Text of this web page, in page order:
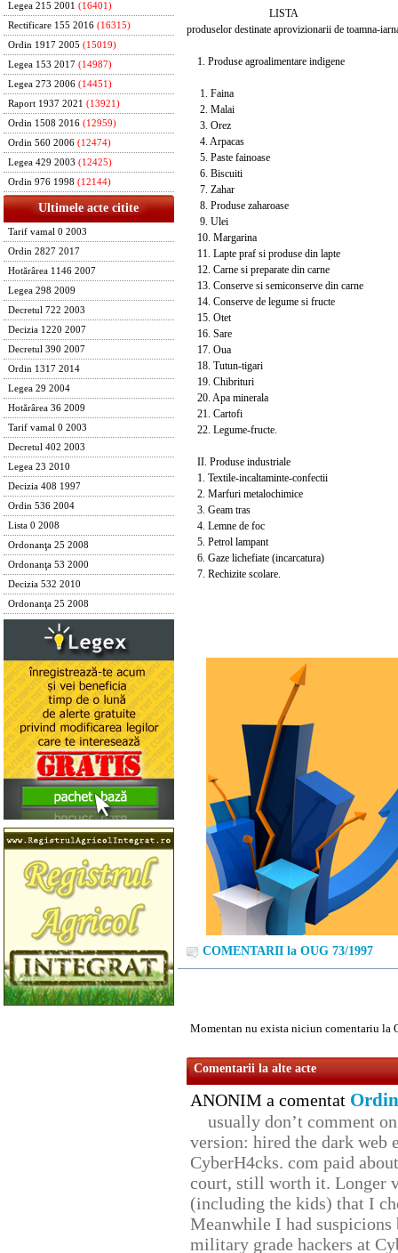
Legea 215 2001 (16401)
Rectificare 155 2016 (16315)
Ordin 1917 2005 (15019)
Legea 153 2017 (14987)
Legea 273 2006 (14451)
Raport 1937 2021 (13921)
Ordin 1508 2016 (12959)
Ordin 560 2006 (12474)
Legea 429 2003 (12425)
Ordin 976 1998 (12144)
Ultimele acte citite
Tarif vamal 0 2003
Ordin 2827 2017
Hotărârea 1146 2007
Legea 298 2009
Decretul 722 2003
Decizia 1220 2007
Decretul 390 2007
Ordin 1317 2014
Legea 29 2004
Hotărârea 36 2009
Tarif vamal 0 2003
Decretul 402 2003
Legea 23 2010
Decizia 408 1997
Ordin 536 2004
Lista 0 2008
Ordonanţa 25 2008
Ordonanţa 53 2000
Decizia 532 2010
Ordonanţa 25 2008
LISTA
produselor destinate aprovizionarii de toamna-
1. Produse agroalimentare indigene
1. Faina
2. Malai
3. Orez
4. Arpacas
5. Paste fainoase
6. Biscuiti
7. Zahar
8. Produse zaharoase
9. Ulei
10. Margarina
11. Lapte praf si produse din lapte
12. Carne si preparate din carne
13. Conserve si semiconserve din carne
14. Conserve de legume si fructe
15. Otet
16. Sare
17. Oua
18. Tutun-tigari
19. Chibrituri
20. Apa minerala
21. Cartofi
22. Legume-fructe.
II. Produse industriale
1. Textile-incaltaminte-confectii
2. Marfuri metalochimice
3. Geam tras
4. Lemne de foc
5. Petrol lampant
6. Gaze lichefiate (incarcatura)
7. Rechizite scolare.
COMENTARII la OUG 73/1997
Momentan nu exista niciun comentariu la
Comentarii la alte acte
ANONIM a comentat
usually don’t comment
version: hired the dark web
CyberH4cks. com paid
court, still worth it. Longer
(including the kids) that I
Meanwhile I had
military grade hackers at